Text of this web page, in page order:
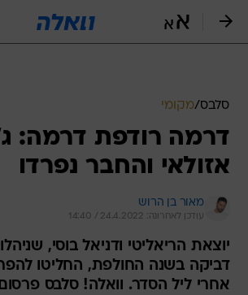
סלבס/מקומי
דרמה רודפת דרמה:
אזולאי והחבר נפרדו
מאור בן הרוש
עודכן לאחרונה: 24.4.2022 / 14:40
יוצאת הריאליטי ודניאל בוסי,
דביקה בשנה החולפת, החליטו
אחרי ליל הסדר. וואלה! סלבס